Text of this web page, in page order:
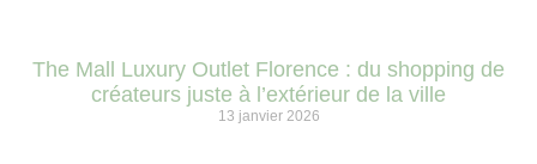
The Mall Luxury Outlet Florence : du shopping de
créateurs juste à l’extérieur de la ville
13 janvier 2026